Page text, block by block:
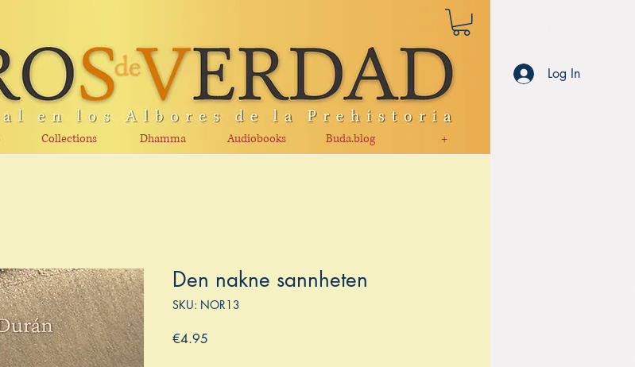
Collections Dhamma Audiobooks Buda.blog +
Log In
Den nakne sannheten
SKU: NOR13
€4.95